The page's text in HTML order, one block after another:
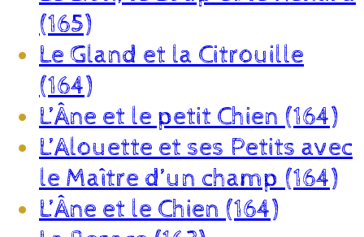
(165)
Le Gland et la Citrouille
(164)
L’Âne et le petit Chien (164)
L’Alouette et ses Petits avec
le Maître d’un champ (164)
L’Âne et le Chien (164)